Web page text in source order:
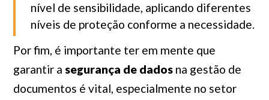
nível de sensibilidade, aplicando diferentes
níveis de proteção conforme a necessidade.
Por fim, é importante ter em mente que
garantir a segurança de dadosna gestão de
documentos é vital, especialmente no setor